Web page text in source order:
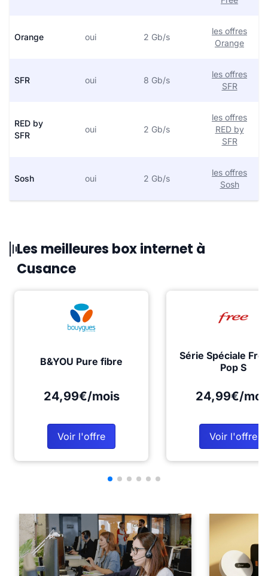
Orange oui 2 Gb/s
les offres
Orange
SFR oui 8 Gb/s
les offres
SFR
RED by
SFR
oui 2 Gb/s
les offres
RED by
SFR
Sosh oui 2 Gb/s
les offres
Sosh
Les meilleures box internet à
Cusance
B&YOU Pure fibre
24,99€/mois
Voir l'offre
Série Spéciale
Pop S
24,99€/
Voir l'offre